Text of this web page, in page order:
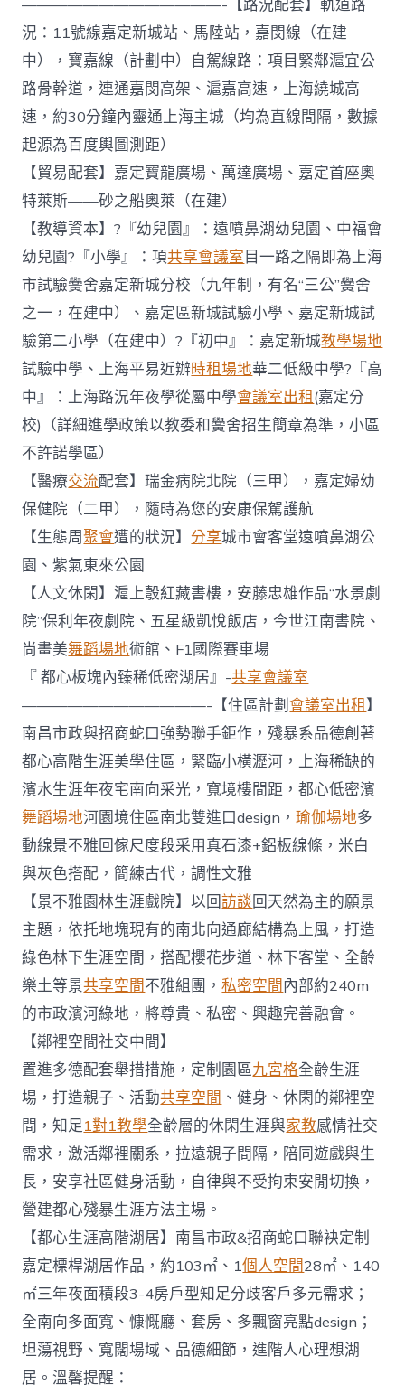
—————————————-【路況配套】軌道路
況：11號線嘉定新城站、馬陸站，嘉閔線（在建
中），寶嘉線（計劃中）自駕線路：項目緊鄰滬宜公
路骨幹道，連通嘉閔高架、滬嘉高速，上海繞城高
速，約30分鐘內靈通上海主城（均為直線間隔，數據
起源為百度輿圖測距）
【貿易配套】嘉定寶龍廣場、萬達廣場、嘉定首座奧
特萊斯——砂之船奧萊（在建）
【教導資本】?『幼兒園』：遠噴鼻湖幼兒園、中福會
幼兒園?『小學』：項共享會議室 目一路之隔即為上海
市試驗黌舍嘉定新城分校（九年制，有名“三公”黌舍
之一，在建中）、嘉定區新城試驗小學、嘉定新城試
驗第二小學（在建中）?『初中』：嘉定新城教學場地
試驗中學、上海平易近辦時租場地華二低級中學?『高
中』：上海路況年夜學從屬中學會議室出租(嘉定分
校)（詳細進學政策以教委和黌舍招生簡章為準，小區
不許諾學區）
【醫療交流配套】瑞金病院北院（三甲），嘉定婦幼
保健院（二甲），隨時為您的安康保駕護航
【生態周聚會遭的狀況】分享城市會客堂遠噴鼻湖公
園、紫氣東來公園
【人文休閑】滬上彀紅藏書樓，安藤忠雄作品“水景劇
院”保利年夜劇院、五星級凱悅飯店，今世江南書院、
尚畫美舞蹈場地術館、F1國際賽車場
『 都心板塊內臻稀低密湖居』-共享會議室
————————————-【住區計劃會議室出租】
南昌市政與招商蛇口強勢聯手鉅作，殘暴系品德創著
都心高階生涯美學住區，緊臨小橫瀝河，上海稀缺的
濱水生涯年夜宅南向采光，寬境樓間距，都心低密濱
舞蹈場地河園境住區南北雙進口design，瑜伽場地多
動線景不雅回傢尺度段采用真石漆+鋁板線條，米白
與灰色搭配，簡練古代，調性文雅
【景不雅園林生涯戲院】以回訪談回天然為主的願景
主題，依托地塊現有的南北向通廊結構為上風，打造
綠色林下生涯空間，搭配櫻花步道、林下客堂、全齡
樂土等景共享空間不雅組團，私密空間內部約240m
的市政濱河綠地，將尊貴、私密、興趣完善融會。
【鄰裡空間社交中間】
置進多德配套舉措措施，定制園區九宮格全齡生涯
場，打造親子、活動共享空間 、健身、休閑的鄰裡空
間，知足1對1教學全齡層的休閑生涯與家教感情社交
需求，激活鄰裡關系，拉遠親子間隔，陪同遊戲與生
長，安享社區健身活動，自律與不受拘束安閒切換，
營建都心殘暴生涯方法主場。
【都心生涯高階湖居】南昌市政&招商蛇口聯袂定制
嘉定標桿湖居作品，約103㎡、1個人空間28㎡、140
㎡三年夜面積段3-4房戶型知足分歧客戶多元需求；
全南向多面寬、慷慨廳、套房、多飄窗亮點design；
坦蕩視野、寬闊場域、品德細節，進階人心理想湖
居。溫馨提醒：